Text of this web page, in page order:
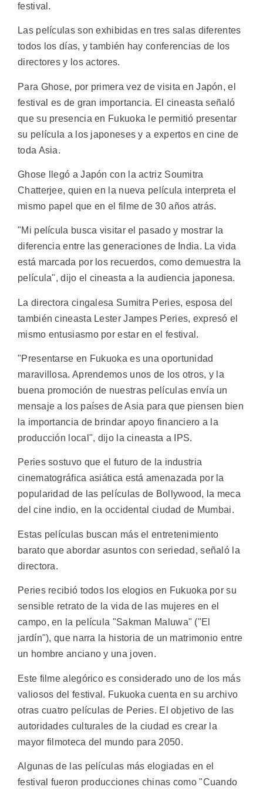
festival.
Las películas son exhibidas en tres salas diferentes
todos los días, y también hay conferencias de los
directores y los actores.
Para Ghose, por primera vez de visita en Japón, el
festival es de gran importancia. El cineasta señaló
que su presencia en Fukuoka le permitió presentar
su película a los japoneses y a expertos en cine de
toda Asia.
Ghose llegó a Japón con la actriz Soumitra
Chatterjee, quien en la nueva película interpreta el
mismo papel que en el filme de 30 años atrás.
"Mi película busca visitar el pasado y mostrar la
diferencia entre las generaciones de India. La vida
está marcada por los recuerdos, como demuestra la
película", dijo el cineasta a la audiencia japonesa.
La directora cingalesa Sumitra Peries, esposa del
también cineasta Lester Jampes Peries, expresó el
mismo entusiasmo por estar en el festival.
"Presentarse en Fukuoka es una oportunidad
maravillosa. Aprendemos unos de los otros, y la
buena promoción de nuestras películas envía un
mensaje a los países de Asia para que piensen bien
la importancia de brindar apoyo financiero a la
producción local", dijo la cineasta a IPS.
Peries sostuvo que el futuro de la industria
cinematográfica asiática está amenazada por la
popularidad de las películas de Bollywood, la meca
del cine indio, en la occidental ciudad de Mumbai.
Estas películas buscan más el entretenimiento
barato que abordar asuntos con seriedad, señaló la
directora.
Peries recibió todos los elogios en Fukuoka por su
sensible retrato de la vida de las mujeres en el
campo, en la película "Sakman Maluwa" ("El
jardín"), que narra la historia de un matrimonio entre
un hombre anciano y una joven.
Este filme alegórico es considerado uno de los más
valiosos del festival. Fukuoka cuenta en su archivo
otras cuatro películas de Peries. El objetivo de las
autoridades culturales de la ciudad es crear la
mayor filmoteca del mundo para 2050.
Algunas de las películas más elogiadas en el
festival fueron producciones chinas como "Cuando